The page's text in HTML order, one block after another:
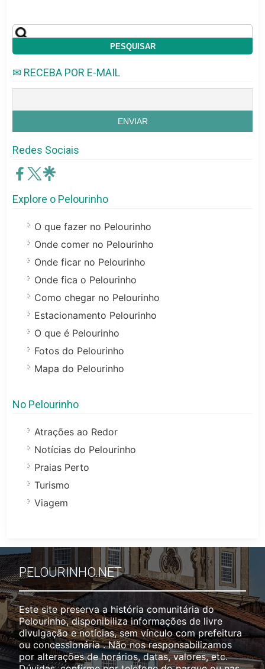
✉ RECEBA POR E-MAIL
Redes Sociais
Explore o Pelourinho
O que fazer no Pelourinho
Onde comer no Pelourinho
Onde ficar no Pelourinho
Onde fica o Pelourinho
Como chegar no Pelourinho
Estacionamento Pelourinho
O que é Pelourinho
Fotos do Pelourinho
Mapa do Pelourinho
No Pelourinho
Atrações ao Redor
Notícias do Pelourinho
Praias Perto
Turismo
Viagem
PELOURINHO.NET
Este site preserva a história comunitária do
Pelourinho, disponibiliza informações de livre
divulgação e notícias, sem vínculo com prefeitura
ou concessionária . Não nos responsabilizamos
por alterações de horários, datas, valores, etc.